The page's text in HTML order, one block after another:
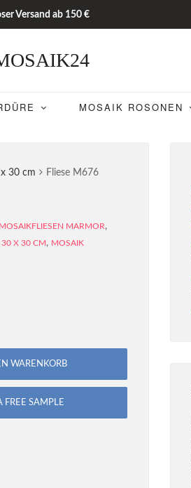
Versand ab 150 €
MOSAIK ROSONEN
30 cm Fliese M676
MOSAIKFLIESEN MARMOR,
30 X 30 CM, MOSAIK
WARENKORB
FREE SAMPLE